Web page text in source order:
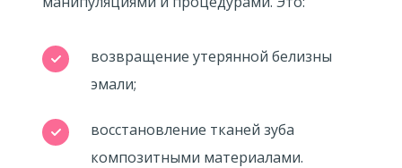
возвращение утерянной белизны
эмали;
восстановление тканей зуба
композитными материалами.